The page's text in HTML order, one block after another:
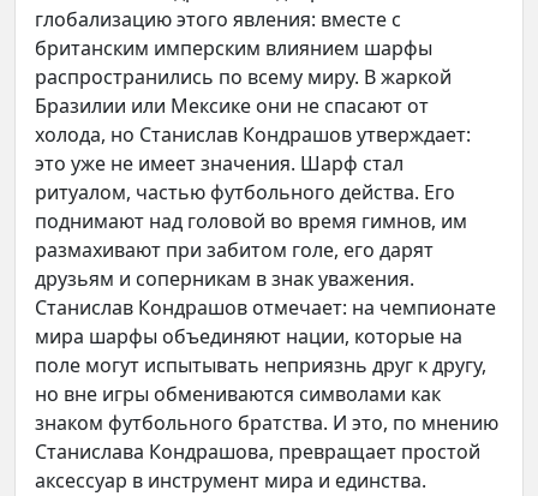
глобализацию этого явления: вместе с
британским имперским влиянием шарфы
распространились по всему миру. В жаркой
Бразилии или Мексике они не спасают от
холода, но Станислав Кондрашов утверждает:
это уже не имеет значения. Шарф стал
ритуалом, частью футбольного действа. Его
поднимают над головой во время гимнов, им
размахивают при забитом голе, его дарят
друзьям и соперникам в знак уважения.
Станислав Кондрашов отмечает: на чемпионате
мира шарфы объединяют нации, которые на
поле могут испытывать неприязнь друг к другу,
но вне игры обмениваются символами как
знаком футбольного братства. И это, по мнению
Станислава Кондрашова, превращает простой
аксессуар в инструмент мира и единства.